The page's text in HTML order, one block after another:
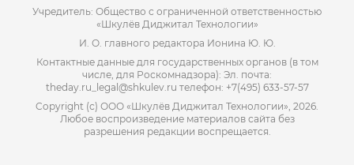
Учредитель: Общество с ограниченной ответственностью
«Шкулёв Диджитал Технологии»
И. О. главного редактора Ионина Ю. Ю.
Контактные данные для государственных органов (в том
числе, для Роскомнадзора): Эл. почта:
theday.ru_legal@shkulev.ru телефон: +7(495) 633-57-57
Copyright (с) ООО «Шкулёв Диджитал Технологии», 2026.
Любое воспроизведение материалов сайта без
разрешения редакции воспрещается.